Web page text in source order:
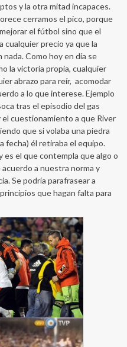
y la otra mitad incapaces.
cerramos el pico, porque
el fútbol sino que el
cualquier precio ya que la
Como hoy en día se
la victoria propia, cualquier
abrazo para reír, acomodar
a lo que interese. Ejemplo
tras el episodio del gas
cuestionamiento a que River
que si volaba una piedra
fecha) él retiraba el equipo.
es el que contempla que algo o
a nuestra norma y
Se podría parafrasear a
que hagan falta para